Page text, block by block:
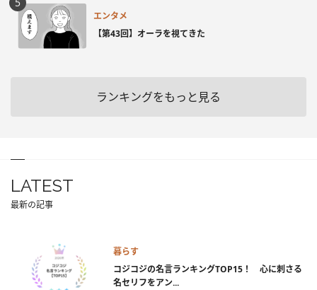
エンタメ
【第43回】オーラを視てきた
ランキングをもっと見る
LATEST
最新の記事
暮らす
コジコジの名言ランキングTOP15！ 心に刺さる
名セリフをアン...